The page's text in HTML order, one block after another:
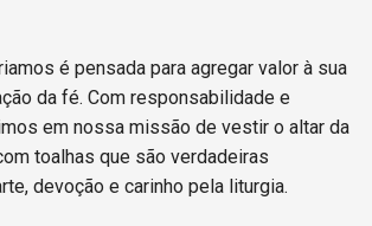
é pensada para agregar valor à sua
da fé. Com responsabilidade e
em nossa missão de vestir o altar da
toalhas que são verdadeiras
devoção e carinho pela liturgia.